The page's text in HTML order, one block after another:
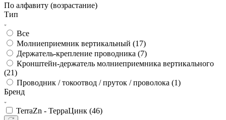
По алфавиту (возрастание)
Тип
Все
Молниеприемник вертикальный (17)
Держатель-крепление проводника (7)
Кронштейн-держатель молниеприемника вертикального
(21)
Проводник / токоотвод / пруток / проволока (1)
Бренд
TerraZn - ТерраЦинк (46)